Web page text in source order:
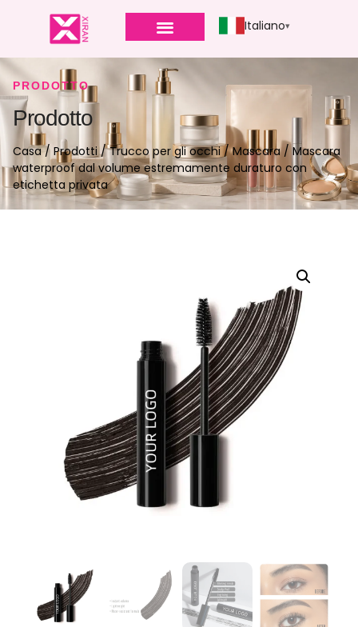
Italiano
PRODOTTO
Prodotto
Casa/ Prodotti/Trucco per gli occhi/Mascara/ Mascara
waterproof dal volume estremamente duraturo con
etichetta privata